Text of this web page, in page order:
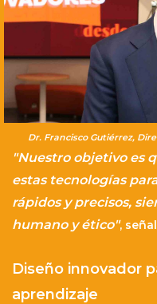
Dr. Francisco Gutiérrez,
"Nuestro objetivo es
estas tecnologías
rápidos y precisos,
humano y ético",
Diseño innovador
aprendizaje